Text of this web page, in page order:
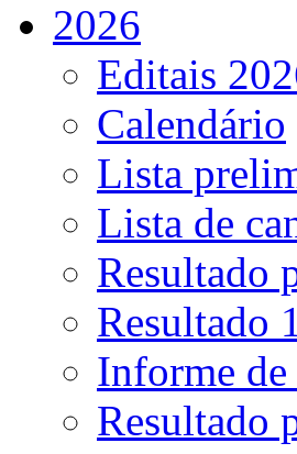
2026
Editais
Calendário
Lista
Lista de
Resultado
Resultado
Informe de
Resultado